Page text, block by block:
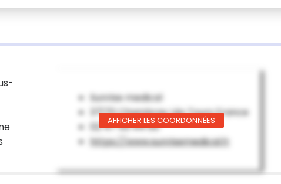
Sunrise medical
37170 Chambray Lés Tours France
02 47 55 44 00
https://www.sunrisemedical.fr
AFFICHER LES COORDONNÉES